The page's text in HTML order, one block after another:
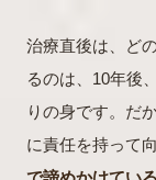
治療直後は、ど
るのは、10年後
りの身です。だ
に責任を持って